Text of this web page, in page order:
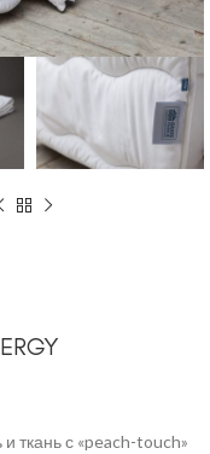
ткань с «peach-touch»